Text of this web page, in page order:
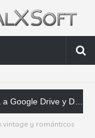
que las empresas deberían conocer
vintage y románticos